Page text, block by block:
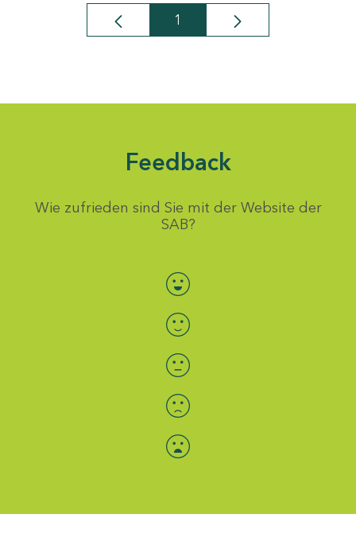
Seite
1
Feedback
Wie zufrieden sind Sie mit der Website der
SAB?
Bewertung auswählen